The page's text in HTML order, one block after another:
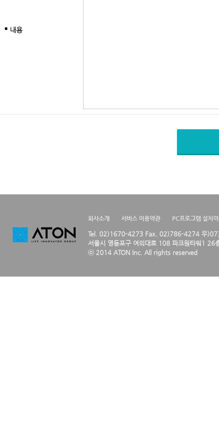
내용
회사소개 서비스 이용약관 PC프로그램 설치
Tel. 02)1670-4273 Fax. 02)786-4274 우
서울시 영등포구 여의대로 108 파크원타워1 26
ⓒ 2014 ATON Inc. All rights reserved